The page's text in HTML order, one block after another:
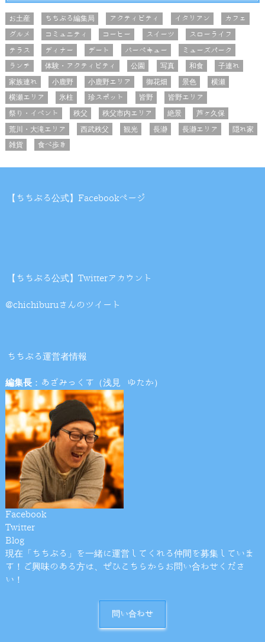
お土産 ちちぶる編集局 アクティビティ イタリアン
カフェ
グルメ
コミュニティ コーヒー スイーツ
スローライフ
テラス
ディナー デート バーベキュー
ミューズパーク
ランチ
体験・アクティビティ 公園 写真 和食
子連れ
家族連れ
小鹿野 小鹿野エリア 御花畑 景色
横瀬
横瀬エリア
氷柱 珍スポット 皆野
皆野エリア
祭り・イベント
秩父 秩父市内エリア 絶景
芦ヶ久保
荒川・大滝エリア
西武秩父 観光 長瀞 長瀞エリア
隠れ家
雑貨
食べ歩き
【ちちぶる公式】Facebookページ
【ちちぶる公式】Twitterアカウント
@chichiburuさんのツイート
ちちぶる運営者情報
編集長：あざみっくす（浅見 ゆたか）
Facebook
Twitter
Blog
現在「ちちぶる」を一緒に運営してくれる仲間を募集していま
す！ご興味のある方は、ぜひこちらからお問い合わせくださ
い！
問い合わせ